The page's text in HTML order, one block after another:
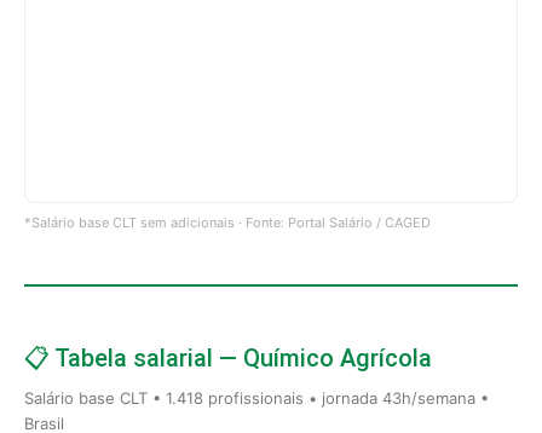
*Salário base CLT sem adicionais · Fonte: Portal Salário / CAGED
📋 Tabela salarial — Químico Agrícola
Salário base CLT • 1.418 profissionais • jornada 43h/semana •
Brasil